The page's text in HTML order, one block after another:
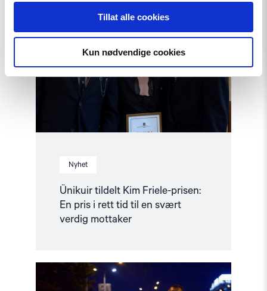
Tillat alle cookies
Kun nødvendige cookies
Nyhet
Ünikuir tildelt Kim Friele-prisen:
En pris i rett tid til en svært
verdig mottaker
tildelt
Friele-
prisen:
rett
til
en
svært
"Utviklingspolitikken